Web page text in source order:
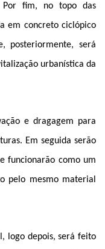
Por fim, no topo das
em concreto ciclópico
posteriormente, será
urbanística da
e dragagem para
Em seguida serão
funcionarão como um
pelo mesmo material
logo depois, será feito